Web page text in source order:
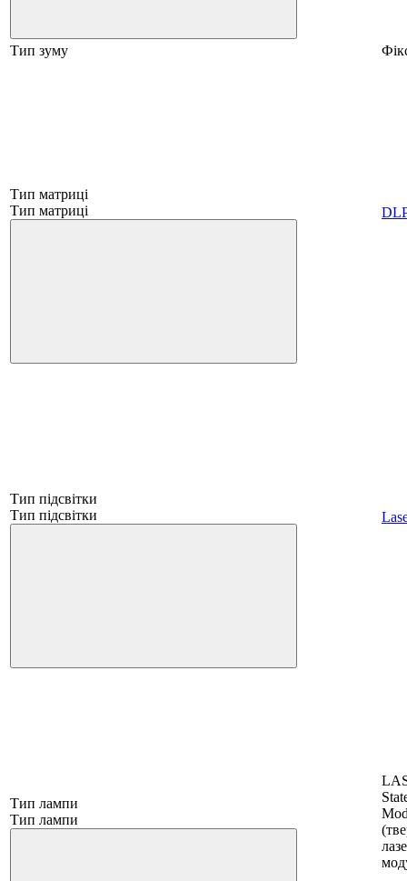
Тип зуму
Тип матриці
Тип матриці
Тип підсвітки
Тип підсвітки
Тип лампи
Тип лампи